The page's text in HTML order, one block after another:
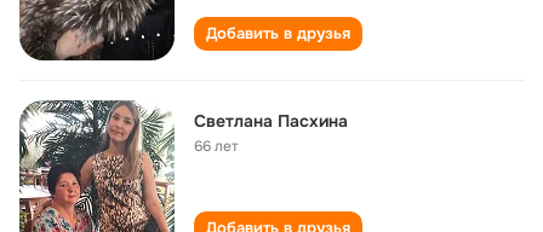
Добавить в друзья
Светлана Пасхина
66 лет
Добавить в друзья